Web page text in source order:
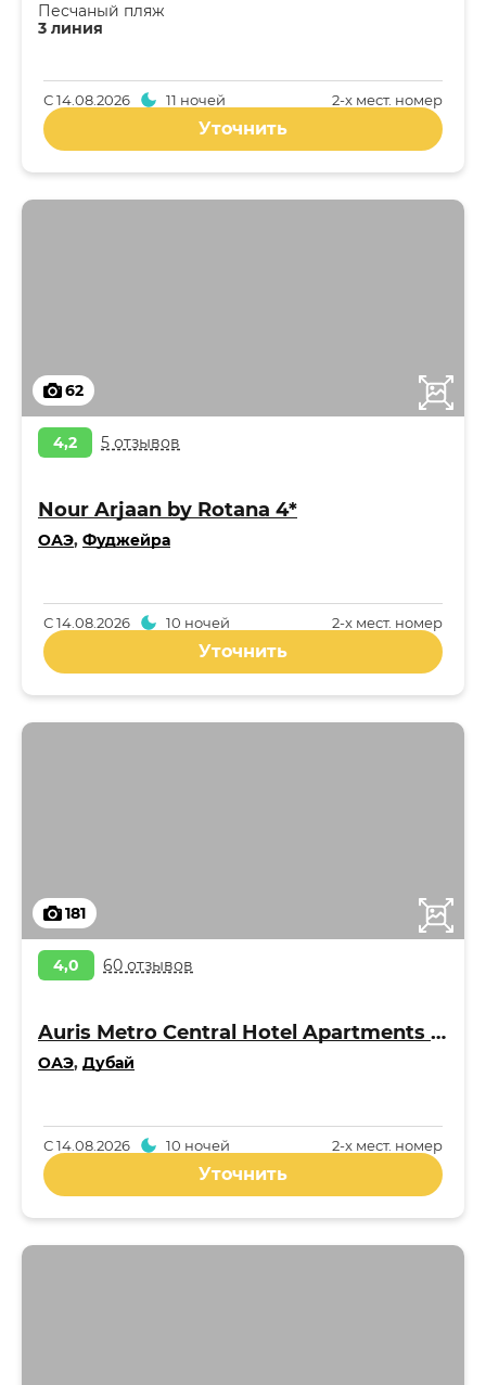
3 линия
Песчаный пляж
2-x мест. номер
С14.08.2026 11 ночей
Уточнить
62
4,2 5 отзывов
Nour Arjaan by Rotana 4*
ОАЭ, Фуджейра
2-x мест. номер
С14.08.2026 10 ночей
Уточнить
181
4,0 60 отзывов
Auris Metro Central Hotel Apartments 4*
ОАЭ, Дубай
2-x мест. номер
С14.08.2026 10 ночей
Уточнить